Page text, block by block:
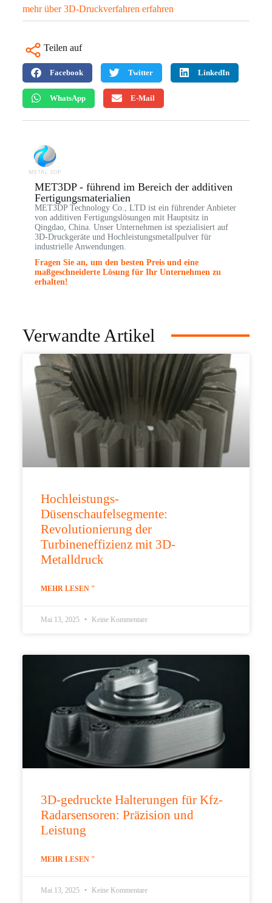
mehr über 3D-Druckverfahren erfahren
Teilen auf
Facebook Twitter LinkedIn
WhatsApp E-Mail
MET3DP - führend im Bereich der additiven
Fertigungsmaterialien
MET3DP Technology Co., LTD ist ein führender Anbieter
von additiven Fertigungslösungen mit Hauptsitz in
Qingdao, China. Unser Unternehmen ist spezialisiert auf
3D-Druckgeräte und Hochleistungsmetallpulver für
industrielle Anwendungen.
Fragen Sie an, um den besten Preis und eine
maßgeschneiderte Lösung für Ihr Unternehmen zu
erhalten!
Verwandte Artikel
Hochleistungs-
Düsenschaufelsegmente:
Revolutionierung der
Turbineneffizienz mit 3D-
Metalldruck
MEHR LESEN "
Mai 13, 2025 Keine Kommentare
3D-gedruckte Halterungen für Kfz-
Radarsensoren: Präzision und
Leistung
MEHR LESEN "
Mai 13, 2025 Keine Kommentare